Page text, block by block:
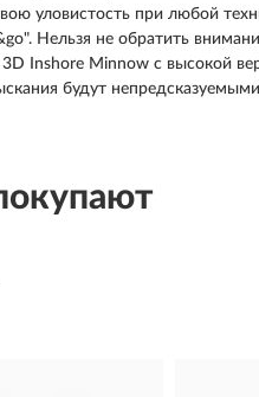
уловистость при любой
Нельзя не обратить
Inshore Minnow с высокой
будут